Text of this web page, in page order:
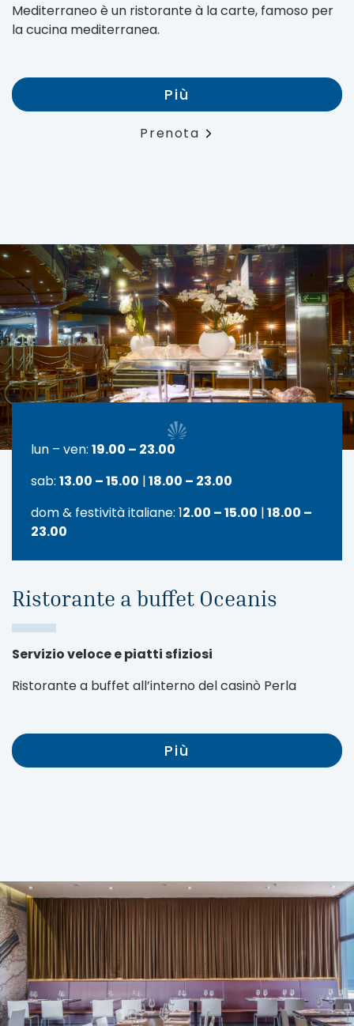
Mediterraneo è un ristorante à la carte, famoso per
la cucina mediterranea.
Più
Prenota
lun – ven: 19.00 – 23.00
sab: 13.00 – 15.00 |18.00 – 23.00
dom & festività italiane: 12.00 – 15.00 |18.00 –
23.00
Ristorante a buffet Oceanis
Servizio veloce e piatti sfiziosi
Ristorante a buffet all’interno del casinò Perla
Più